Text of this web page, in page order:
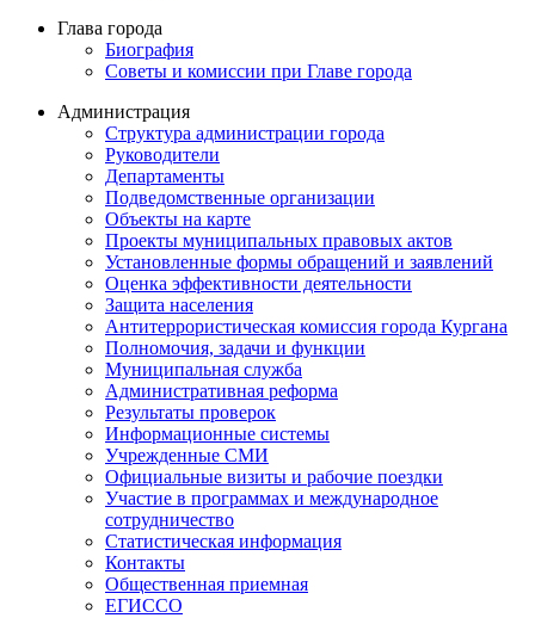
Глава города
Биография
Советы и комиссии при Главе города
Администрация
Структура администрации города
Руководители
Департаменты
Подведомственные организации
Объекты на карте
Проекты муниципальных правовых актов
Установленные формы обращений и заявлений
Оценка эффективности деятельности
Защита населения
Антитеррористическая комиссия города Кургана
Полномочия, задачи и функции
Муниципальная служба
Административная реформа
Результаты проверок
Информационные системы
Учрежденные СМИ
Официальные визиты и рабочие поездки
Участие в программах и международное
сотрудничество
Статистическая информация
Контакты
Общественная приемная
ЕГИССО